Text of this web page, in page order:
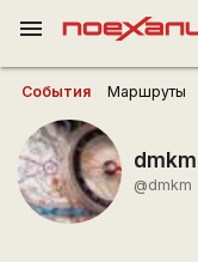
menu
События Маршруты
dmkm
@dmkm